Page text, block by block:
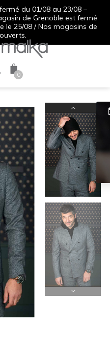
du 01/08 au 23/08 –
de Grenoble est fermé
le 25/08 / Nos magasins de
0